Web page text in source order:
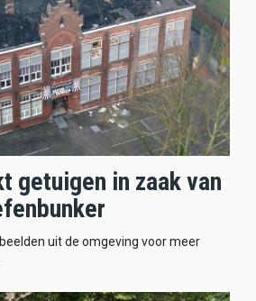
getuigen in zaak van
uit de omgeving voor meer